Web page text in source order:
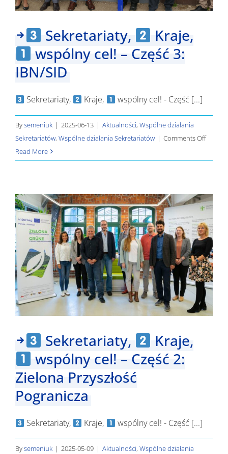
Sekretariaty,
Kraje,
wspólny cel! – Część 3:
IBN/SID
Sekretariaty, Kraje, wspólny cel! - Część [...]
Bysemeniuk | 2025-06-13 | Aktualności, Wspólne działania
Sekretariatów, Wspólne działania Sekretariatów | Comments Offon
cel!
Część
3:
IBN/SID
Read More
Sekretariaty,
Kraje,
wspólny cel! – Część 2:
Zielona Przyszłość
Pogranicza
Sekretariaty, Kraje, wspólny cel! - Część [...]
Bysemeniuk | 2025-05-09 | Aktualności, Wspólne działania